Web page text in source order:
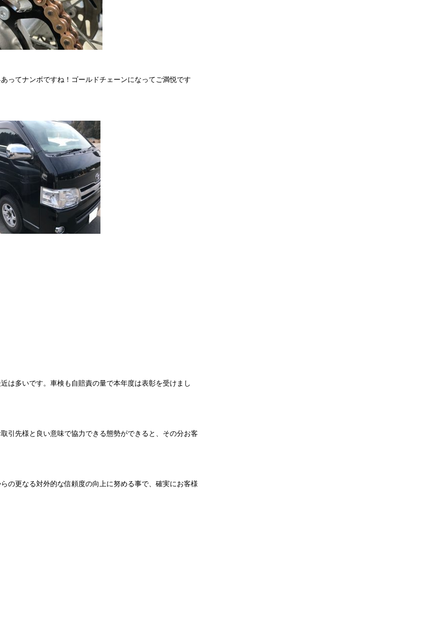
ってナンボですね！ゴールドチェーンになってご満悦です
は多いです。車検も自賠責の量で本年度は表彰を受けまし
引先様と良い意味で協力できる態勢ができると、その分お客
の更なる対外的な信頼度の向上に努める事で、確実にお客様